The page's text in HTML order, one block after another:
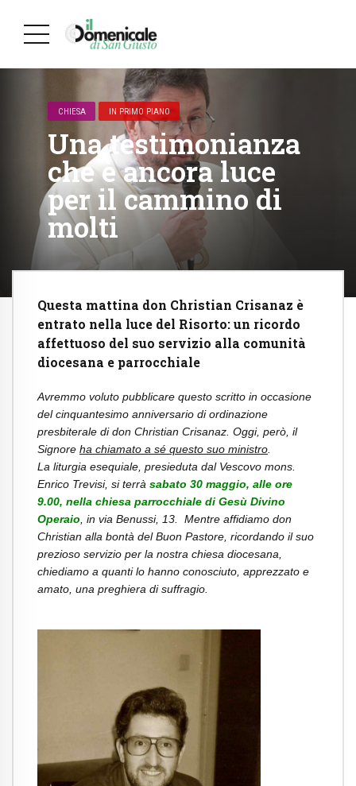
CHIESA IN PRIMO PIANO
Una testimonianza
che è ancora luce
per il cammino di
molti
Questa mattina don Christian Crisanaz è
entrato nella luce del Risorto: un ricordo
affettuoso del suo servizio alla comunità
diocesana e parrocchiale
Avremmo voluto pubblicare questo scritto in occasione
del cinquantesimo anniversario di ordinazione
presbiterale di don Christian Crisanaz. Oggi, però, il
Signore ha chiamato a sé questo suo ministro
La liturgia esequiale, presieduta dal Vescovo mons.
Enrico Trevisi, si terrà sabato 30 maggio, alle ore
9.00, nella chiesa parrocchiale di Gesù Divino
Operaio , in via Benussi, 13. Mentre affidiamo don
Christian alla bontà del Buon Pastore, ricordando il suo
prezioso servizio per la nostra chiesa diocesana,
chiediamo a quanti lo hanno conosciuto, apprezzato e
amato, una preghiera di suffragio.